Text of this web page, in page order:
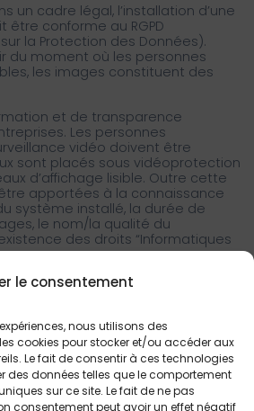
le consentement
nous utilisons des
cookies pour stocker et/ou accéder aux
Le fait de consentir à ces technologies
des données telles que le comportement
sur ce site. Le fait de ne pas
consentement peut avoir un effet négatif
un cadre légal, l’installation d’une
être conforme au RGPD
la Protection des Données).
du moment où les personnes
les images constituent des
et de transparence
Les personnes
vidéo doivent être
sont placés sous vidéoprotection
d’affichage lisible. Outre cette
apportées à la connaissance
système installé, la durée de
le nom/la qualité du
des droits “Informatiques
formalités à respecter,
le RGPD :
installées dans des zones privées
caméras ne sont plus soumises à
auprès de la CNIL. A la
de tenir un registre de
à la Protection des Données)